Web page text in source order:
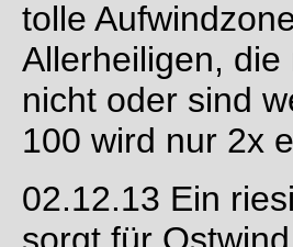
tolle
Allerheiligen,
nicht oder sind
100 wird nur 2x
02.12.13 Ein
sorgt für